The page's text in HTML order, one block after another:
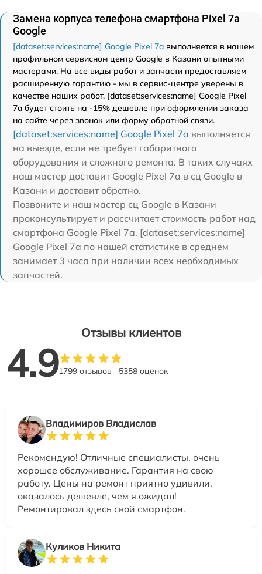
Замена корпуса телефона смартфона Pixel 7a
Google
[dataset:services:name] Google Pixel 7a выполняется в нашем
профильном сервисном центр Google в Казани опытными
мастерами. На все виды работ и запчасти предоставляем
расширенную гарантию - мы в сервис-центре уверены в
качестве наших работ. [dataset:services:name] Google Pixel
7a будет стоить на -15% дешевле при оформлении заказа
на сайте через звонок или форму обратной связи.
[dataset:services:name] Google Pixel 7a выполняется
на выезде, если не требует габаритного
оборудования и сложного ремонта. В таких случаях
наш мастер доставит Google Pixel 7a в сц Google в
Казани и доставит обратно.
Позвоните и наш мастер сц Google в Казани
проконсультирует и рассчитает стоимость работ над
смартфона Google Pixel 7a. [dataset:services:name]
Google Pixel 7a по нашей статистике в среднем
занимает 3 часа при наличии всех необходимых
запчастей.
Отзывы клиентов
4.91799 отзывов 5358 оценок
Владимиров Владислав
Рекомендую! Отличные специалисты, очень
хорошее обслуживание. Гарантия на свою
работу. Цены на ремонт приятно удивили,
оказалось дешевле, чем я ожидал!
Ремонтировал здесь свой смартфон.
Куликов Никита